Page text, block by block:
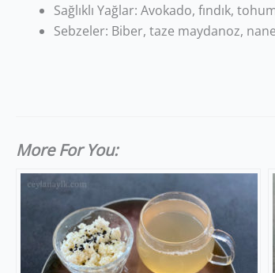
Sağlıklı Yağlar: Avokado, fındık,
Sebzeler: Biber, taze maydanoz,
More For You: